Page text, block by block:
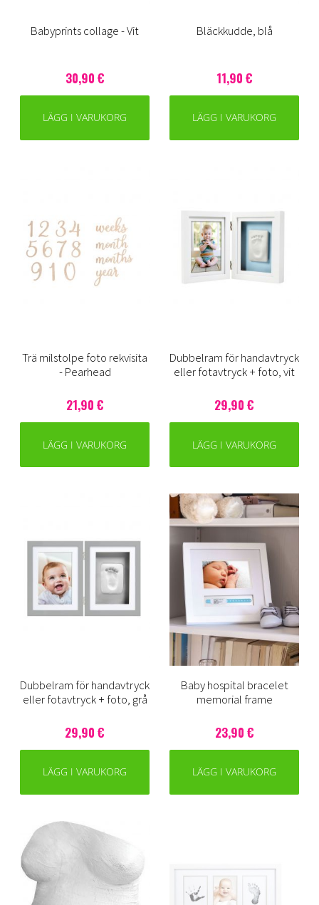
Babyprints collage - Vit
30,90 €
LÄGG I VARUKORG
Bläckkudde, blå
11,90 €
LÄGG I VARUKORG
Trä milstolpe foto rekvisita
- Pearhead
21,90 €
LÄGG I VARUKORG
Dubbelram för handavtryck
eller fotavtryck + foto, vit
29,90 €
LÄGG I VARUKORG
Dubbelram för handavtryck
eller fotavtryck + foto, grå
29,90 €
LÄGG I VARUKORG
Baby hospital bracelet
memorial frame
23,90 €
LÄGG I VARUKORG